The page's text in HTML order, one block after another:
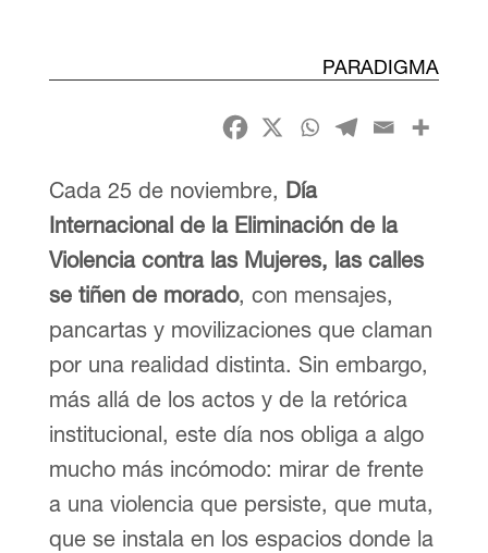
PARADIGMA
Cada 25 de noviembre, Día
Internacional de la Eliminación de la
Violencia contra las Mujeres, las calles
se tiñen de morado, con mensajes,
pancartas y movilizaciones que claman
por una realidad distinta. Sin embargo,
más allá de los actos y de la retórica
institucional, este día nos obliga a algo
mucho más incómodo: mirar de frente
a una violencia que persiste, que muta,
que se instala en los espacios donde la